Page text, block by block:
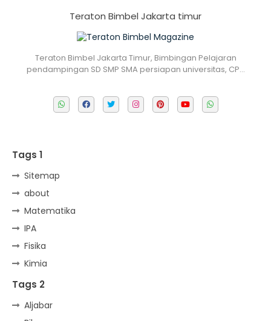
Teraton Bimbel Jakarta timur
Teraton Bimbel Jakarta Timur, Bimbingan Pelajaran
pendampingan SD SMP SMA persiapan universitas, CP…
Tags 1
Sitemap
about
Matematika
IPA
Fisika
Kimia
Tags 2
Aljabar